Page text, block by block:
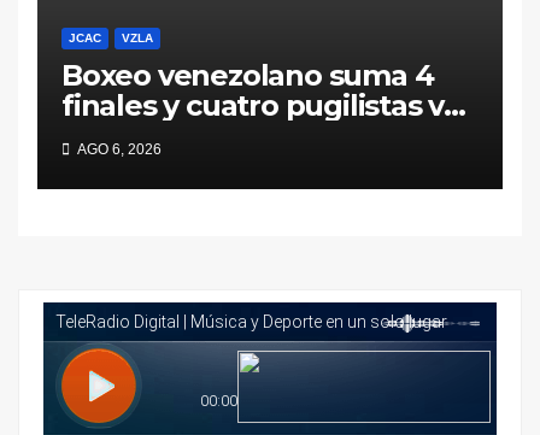
JCAC VZLA
Boxeo venezolano suma 4
finales y cuatro pugilistas van
por el mismo pase este 6 de
agosto en Santo Domingo
AGO 6, 2026